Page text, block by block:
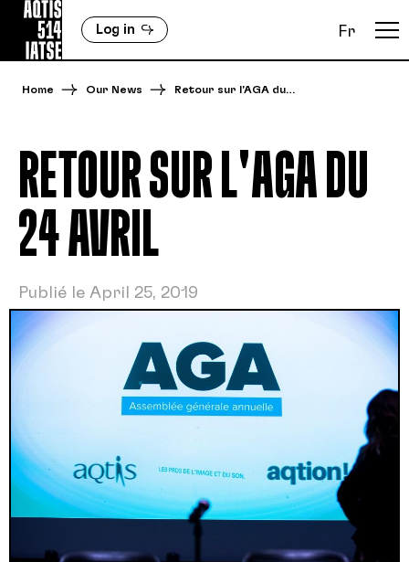
Log in Fr
Home Our News Retour sur l'AGA du…
RETOUR SUR L'AGA DU
24 AVRIL
Publié le April 25, 2019